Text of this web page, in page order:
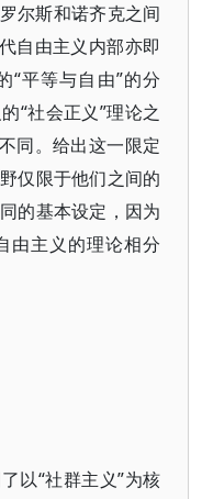
尔斯和诺齐克之间
自由主义内部亦即
“平等与自由”的分
“社会正义”理论之
同。给出这一限定
仅限于他们之间的
的基本设定，因为
由主义的理论相分
以“社群主义”为核